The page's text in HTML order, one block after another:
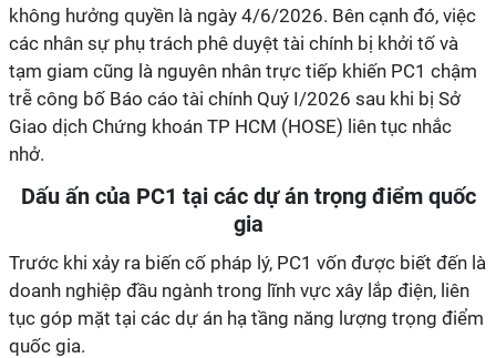
không hưởng quyền là ngày 4/6/2026. Bên cạnh đó, việc
các nhân sự phụ trách phê duyệt tài chính bị khởi tố và
tạm giam cũng là nguyên nhân trực tiếp khiến PC1 chậm
trễ công bố Báo cáo tài chính Quý I/2026 sau khi bị Sở
Giao dịch Chứng khoán TP HCM (HOSE) liên tục nhắc
nhở.
Dấu ấn của PC1 tại các dự án trọng điểm quốc
gia
Trước khi xảy ra biến cố pháp lý, PC1 vốn được biết đến là
doanh nghiệp đầu ngành trong lĩnh vực xây lắp điện, liên
tục góp mặt tại các dự án hạ tầng năng lượng trọng điểm
quốc gia.